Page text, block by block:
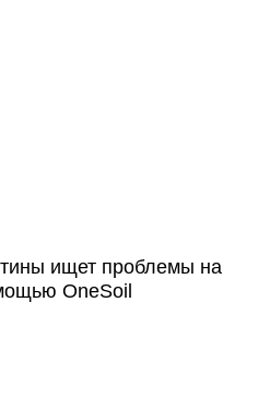
ищет проблемы на
OneSoil